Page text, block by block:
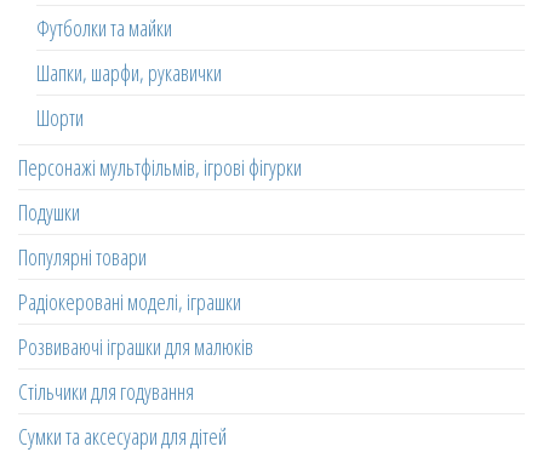
Футболки та майки
Шапки, шарфи, рукавички
Шорти
Персонажі мультфільмів, ігрові фігурки
Подушки
Популярні товари
Радіокеровані моделі, іграшки
Розвиваючі іграшки для малюків
Стільчики для годування
Сумки та аксесуари для дітей